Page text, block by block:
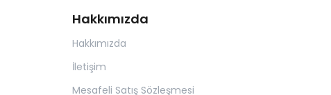
Hakkımızda
Hakkımızda
İletişim
Mesafeli Satış Sözleşmesi